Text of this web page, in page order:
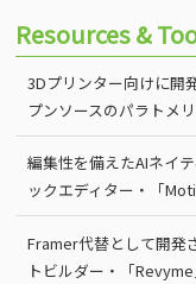
Resources &
3Dプリンター向けに開
プンソースのパラトメ
編集性を備えたAIネイ
ックエディター・「
Framer代替として開発
トビルダー・「Revyme